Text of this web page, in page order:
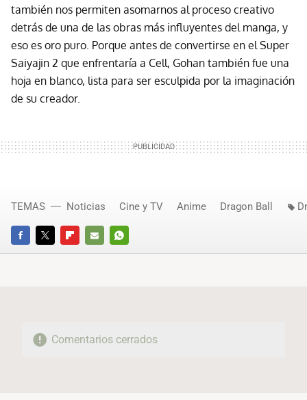
también nos permiten asomarnos al proceso creativo
detrás de una de las obras más influyentes del manga, y
eso es oro puro. Porque antes de convertirse en el Super
Saiyajin 2 que enfrentaría a Cell, Gohan también fue una
hoja en blanco, lista para ser esculpida por la imaginación
de su creador.
FACEBOOKTWITTERFLIPBOARD
E-
WHATSAPP
TEMAS Noticias Cine y TV Anime Dragon Ball
Comentarios cerrados